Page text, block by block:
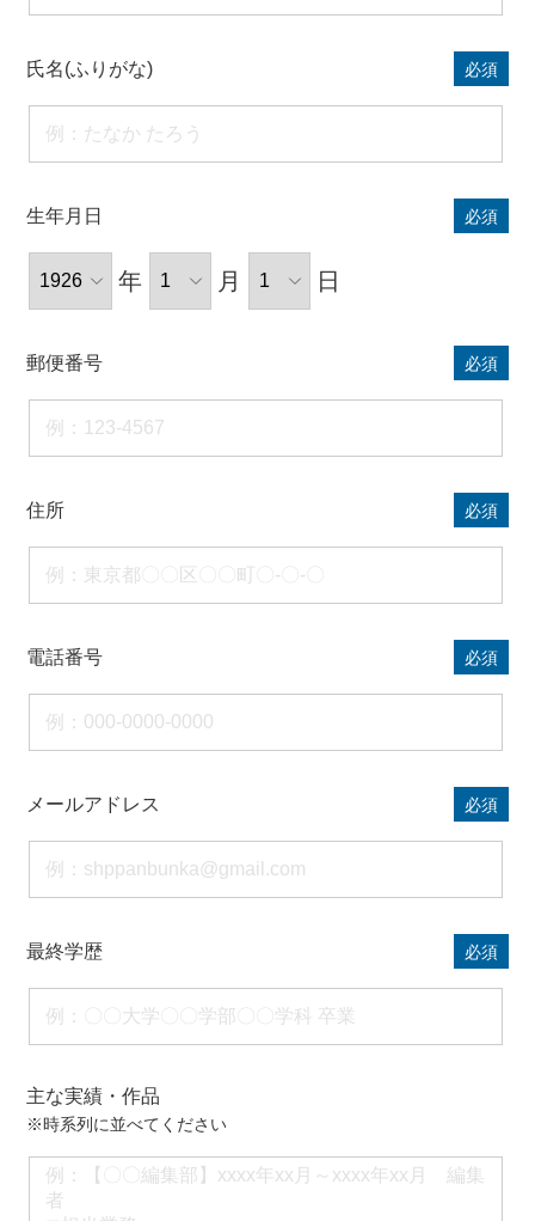
氏名(ふりがな) 必須
生年月日 必須
年 月 日
郵便番号 必須
住所 必須
電話番号 必須
メールアドレス 必須
最終学歴 必須
主な実績・作品
※時系列に並べてください